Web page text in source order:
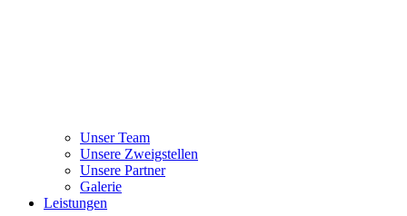
Unser Team
Unsere Zweigstellen
Unsere Partner
Galerie
Leistungen